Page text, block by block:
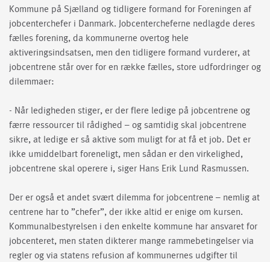
Kommune på Sjælland og tidligere formand for Foreningen af
jobcenterchefer i Danmark. Jobcentercheferne nedlagde deres
fælles forening, da kommunerne overtog hele
aktiveringsindsatsen, men den tidligere formand vurderer, at
jobcentrene står over for en række fælles, store udfordringer og
dilemmaer:
- Når ledigheden stiger, er der flere ledige på jobcentrene og
færre ressourcer til rådighed – og samtidig skal jobcentrene
sikre, at ledige er så aktive som muligt for at få et job. Det er
ikke umiddelbart foreneligt, men sådan er den virkelighed,
jobcentrene skal operere i, siger Hans Erik Lund Rasmussen.
Der er også et andet svært dilemma for jobcentrene – nemlig at
centrene har to ”chefer”, der ikke altid er enige om kursen.
Kommunalbestyrelsen i den enkelte kommune har ansvaret for
jobcenteret, men staten dikterer mange rammebetingelser via
regler og via statens refusion af kommunernes udgifter til